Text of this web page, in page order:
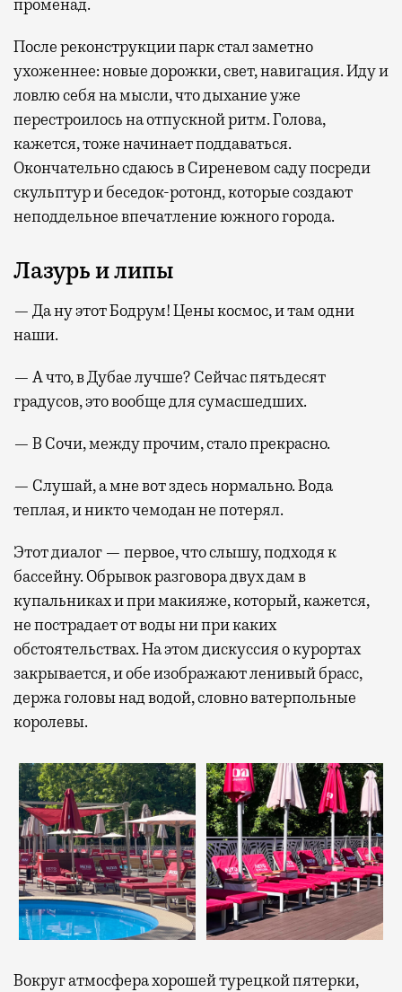
променад.
После реконструкции парк стал заметно
ухоженнее: новые дорожки, свет, навигация. Иду и
ловлю себя на мысли, что дыхание уже
перестроилось на отпускной ритм. Голова,
кажется, тоже начинает поддаваться.
Окончательно сдаюсь в Сиреневом саду посреди
скульптур и беседок-ротонд, которые создают
неподдельное впечатление южного города.
Лазурь и липы
— Да ну этот Бодрум! Цены космос, и там одни
наши.
— А что, в Дубае лучше? Сейчас пятьдесят
градусов, это вообще для сумасшедших.
— В Сочи, между прочим, стало прекрасно.
— Слушай, а мне вот здесь нормально. Вода
теплая, и никто чемодан не потерял.
Этот диалог — первое, что слышу, подходя к
бассейну. Обрывок разговора двух дам в
купальниках и при макияже, который, кажется,
не пострадает от воды ни при каких
обстоятельствах. На этом дискуссия о курортах
закрывается, и обе изображают ленивый брасс,
держа головы над водой, словно ватерпольные
королевы.
Вокруг атмосфера хорошей турецкой пятерки,